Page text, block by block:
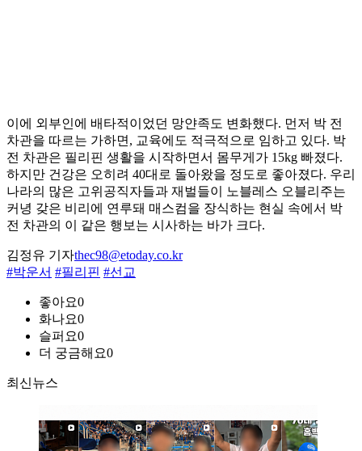
이에 외부인에 배타적이었던 망얀족도 변화했다. 먼저 박 전
차관을 따르는 가하면, 교육에도 적극적으로 임하고 있다. 박
전 차관은 필리핀 생활을 시작하면서 몸무게가 15kg 빠졌다.
하지만 건강은 오히려 40대로 돌아왔을 정도로 좋아졌다. 우리
나라의 많은 고위공직자들과 재벌들이 노블레스 오블리주는
커녕 갖은 비리에 연루돼 매스컴을 장식하는 현실 속에서 박
전 차관의 이 같은 행보는 시사하는 바가 크다.
김정유 기자thec98@etoday.co.kr
#박운서 #필리핀 #선교
좋아요0
화나요0
슬퍼요0
더 궁금해요0
최신뉴스